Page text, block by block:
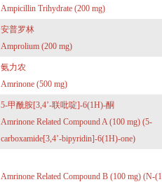
Ampicillin Trihydrate (200 mg)
安普罗林
Amprolium (200 mg)
氨力农
Amrinone (500 mg)
5-甲酰胺[3,4’-联吡啶]-6(1H)-酮
Amrinone Related Compound A (100 mg) (5-
carboxamide[3,4’-bipyridin]-6(1H)-one)
Amrinone Related Compound B (100 mg) (N-